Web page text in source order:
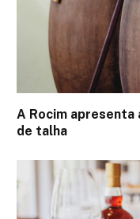
A Rocim apresenta
de talha